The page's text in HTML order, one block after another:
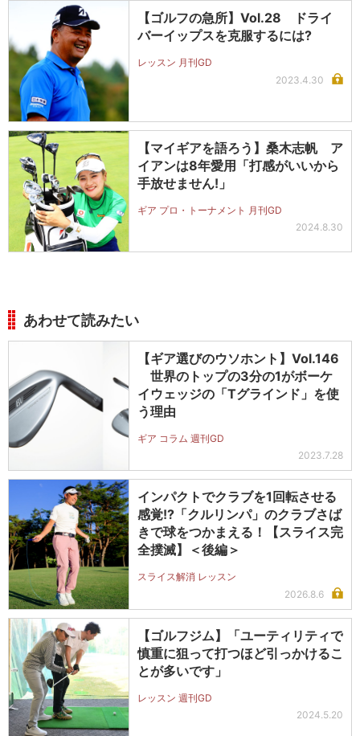
【ゴルフの急所】Vol.28 ドライ
バーイップスを克服するには?
レッスン 月刊GD
2023.4.30
【マイギアを語ろう】桑木志帆 ア
イアンは8年愛用「打感がいいから
手放せません!」
ギア プロ・トーナメント 月刊GD
2024.8.30
あわせて読みたい
【ギア選びのウソホント】Vol.146
世界のトップの3分の1がボーケ
イウェッジの「Tグラインド」を使
う理由
ギア コラム 週刊GD
2023.7.28
インパクトでクラブを1回転させる
感覚!?「クルリンパ」のクラブさば
きで球をつかまえる！【スライス完
全撲滅】＜後編＞
スライス解消 レッスン
2026.8.6
【ゴルフジム】「ユーティリティで
慎重に狙って打つほど引っかけるこ
とが多いです」
レッスン 週刊GD
2024.5.20